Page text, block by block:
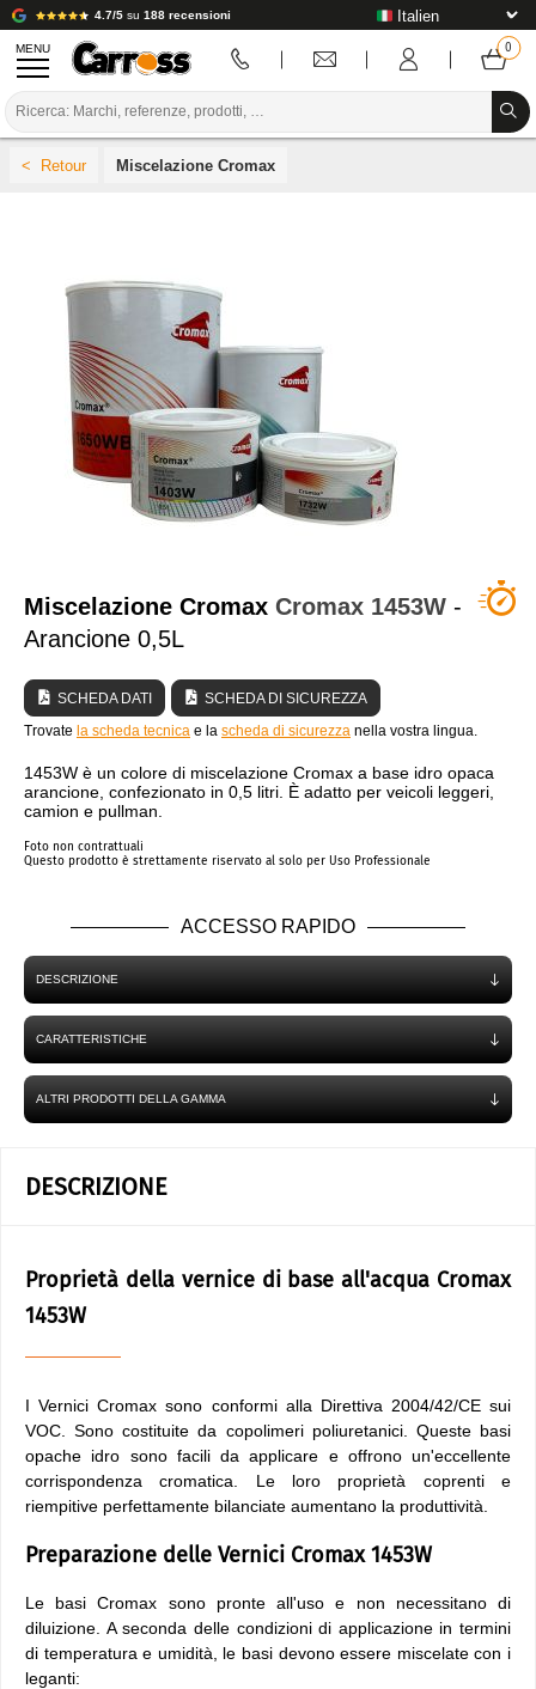
4.7/5 su 188 recensioni
MENU
PREPARAZIONE / VERNICIATURA / RIFINITURA
MATERIALI DI CONSUMO PER LA CARROZZERIA
STRUMENTI PER LA CARROZZERIA
ATTREZZATURE PER CARROZZERIA
INSTALLAZIONE IN LABORATORIO
TUTORIAL E CONSIGLI
Miscelazione Cromax
Miscelazione Cromax Cromax 1453W -
Arancione 0,5L
SCHEDA DATI
SCHEDA DI SICUREZZA
Trovate la scheda tecnica e la scheda di sicurezza nella vostra lingua.
1453W è un colore di miscelazione Cromax a base idro opaca
arancione, confezionato in 0,5 litri. È adatto per veicoli leggeri,
camion e pullman.
Foto non contrattuali
Questo prodotto è strettamente riservato al solo per Uso Professionale
ACCESSO RAPIDO
DESCRIZIONE
CARATTERISTICHE
ALTRI PRODOTTI DELLA GAMMA
DESCRIZIONE
Proprietà della vernice di base all'acqua Cromax
1453W
I Vernici Cromax sono conformi alla Direttiva 2004/42/CE sui
VOC. Sono costituite da copolimeri poliuretanici. Queste basi
opache idro sono facili da applicare e offrono un'eccellente
corrispondenza cromatica. Le loro proprietà coprenti e
riempitive perfettamente bilanciate aumentano la produttività.
Preparazione delle Vernici Cromax 1453W
Le basi Cromax sono pronte all'uso e non necessitano di
diluizione. A seconda delle condizioni di applicazione in termini
di temperatura e umidità, le basi devono essere miscelate con i
leganti: